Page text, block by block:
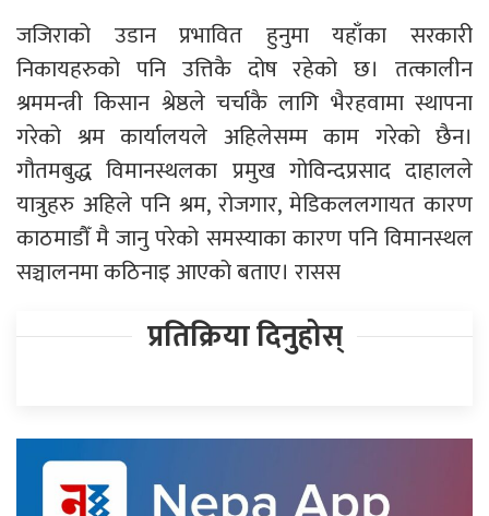
जजिराको उडान प्रभावित हुनुमा यहाँका सरकारी
निकायहरुको पनि उत्तिकै दोष रहेको छ। तत्कालीन
श्रममन्त्री किसान श्रेष्ठले चर्चाकै लागि भैरहवामा स्थापना
गरेको श्रम कार्यालयले अहिलेसम्म काम गरेको छैन।
गौतमबुद्ध विमानस्थलका प्रमुख गोविन्दप्रसाद दाहालले
यात्रुहरु अहिले पनि श्रम, रोजगार, मेडिकललगायत कारण
काठमाडौँ मै जानु परेको समस्याका कारण पनि विमानस्थल
सञ्चालनमा कठिनाइ आएको बताए। रासस
प्रतिक्रिया दिनुहोस्